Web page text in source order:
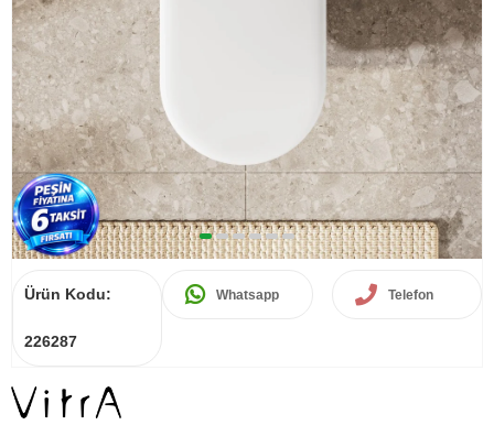
Ürün Kodu:
226287
Whatsapp Telefon